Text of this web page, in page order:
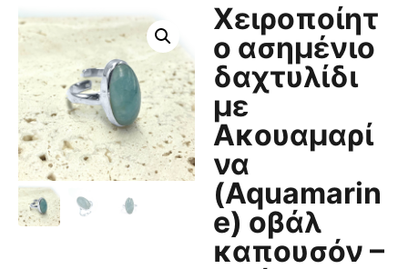
Χειροποίητ
ο ασημένιο
δαχτυλίδι
με
Ακουαμαρί
να
(Aquamarin
e) οβάλ
καπουσόν –